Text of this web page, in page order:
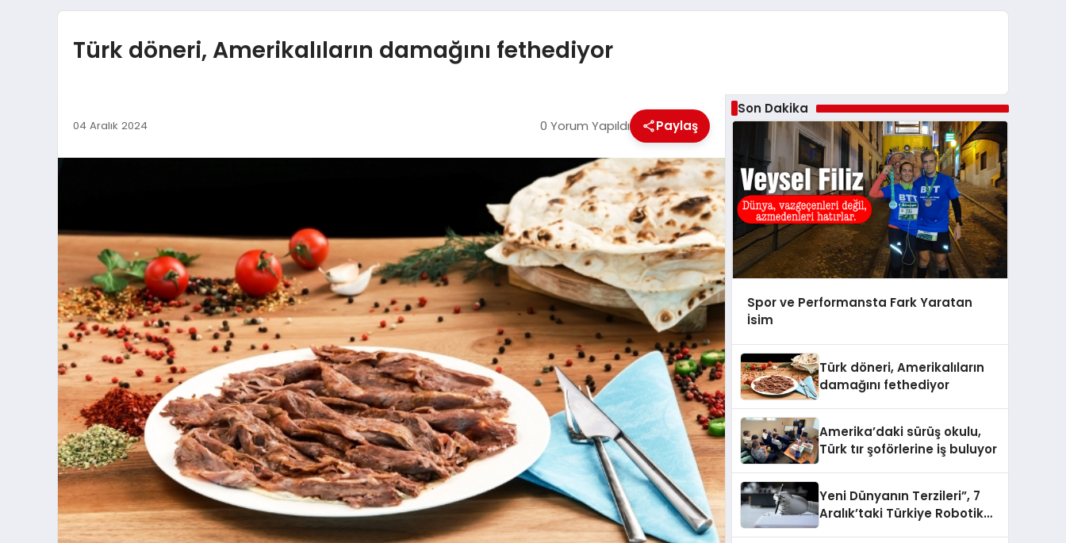
Türk döneri, Amerikalıların damağını fethediyor
04 Aralık 2024 0 Yorum Yapıldı Paylaş
Son Dakika
Spor ve Performansta Fark Yaratan
İsim
Türk döneri, Amerikalıların
damağını fethediyor
Amerika’daki sürüş okulu,
Türk tır şoförlerine iş buluyor
Yeni Dünyanın Terzileri”, 7
Aralık’taki Türkiye Robotik